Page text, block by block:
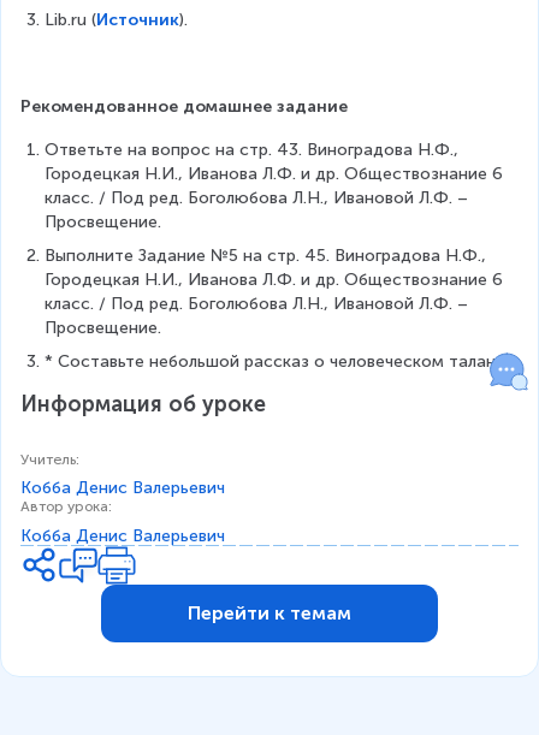
Lib.ru (Источник).
Рекомендованное домашнее задание
Ответьте на вопрос на стр. 43. Виноградова Н.Ф.,
Городецкая Н.И., Иванова Л.Ф. и др. Обществознание 6
класс. / Под ред. Боголюбова Л.Н., Ивановой Л.Ф. –
Просвещение.
Выполните Задание №5 на стр. 45. Виноградова Н.Ф.,
Городецкая Н.И., Иванова Л.Ф. и др. Обществознание 6
класс. / Под ред. Боголюбова Л.Н., Ивановой Л.Ф. –
Просвещение.
* Составьте небольшой рассказ о человеческом таланте.
Информация об уроке
Учитель:
Кобба Денис Валерьевич
Автор урока:
Кобба Денис Валерьевич
Перейти к темам